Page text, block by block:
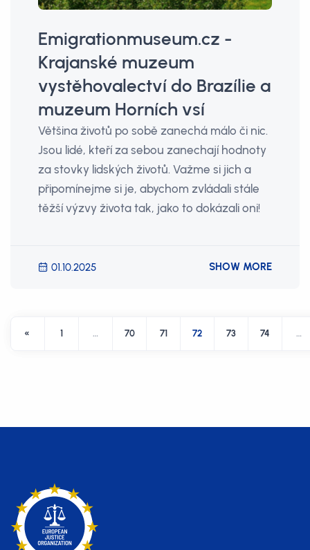
Emigrationmuseum.cz -
Krajanské muzeum
vystěhovalectví do Brazílie a
muzeum Horních vsí
Většina životů po sobě zanechá málo či nic.
Jsou lidé, kteří za sebou zanechají hodnoty
za stovky lidských životů. Važme si jich a
připomínejme si je, abychom zvládali stále
těžší výzvy života tak, jako to dokázali oni!
01.10.2025 SHOW MORE
« 1 … 70 71 72 73 74 …